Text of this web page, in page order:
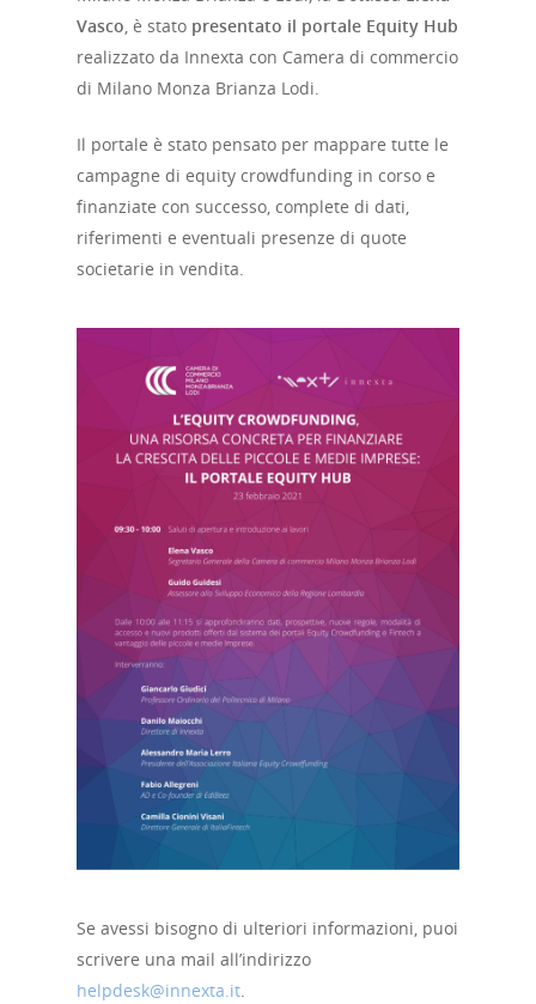
Vasco, è stato presentato il portale Equity Hub
realizzato da Innexta con Camera di commercio
di Milano Monza Brianza Lodi.
Il portale è stato pensato per mappare tutte le
campagne di equity crowdfunding in corso e
finanziate con successo, complete di dati,
riferimenti e eventuali presenze di quote
societarie in vendita.
Se avessi bisogno di ulteriori informazioni, puoi
scrivere una mail all’indirizzo
helpdesk@innexta.it
Home
Strumenti
digitali